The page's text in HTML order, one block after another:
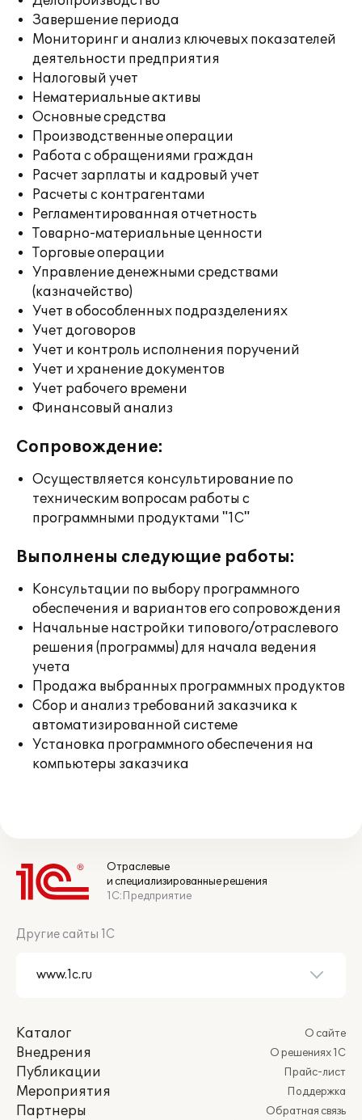
Завершение периода
Мониторинг и анализ ключевых показателей
деятельности предприятия
Налоговый учет
Нематериальные активы
Основные средства
Производственные операции
Работа с обращениями граждан
Расчет зарплаты и кадровый учет
Расчеты с контрагентами
Регламентированная отчетность
Товарно-материальные ценности
Торговые операции
Управление денежными средствами
(казначейство)
Учет в обособленных подразделениях
Учет договоров
Учет и контроль исполнения поручений
Учет и хранение документов
Учет рабочего времени
Финансовый анализ
Сопровождение:
Осуществляется консультирование по
техническим вопросам работы с
программными продуктами "1С"
Выполнены следующие работы:
Консультации по выбору программного
обеспечения и вариантов его сопровождения
Начальные настройки типового/отраслевого
решения (программы) для начала ведения
учета
Продажа выбранных программных продуктов
Сбор и анализ требований заказчика к
автоматизированной системе
Установка программного обеспечения на
компьютеры заказчика
Отраслевые
и специализированные решения
1С:Предприятие
Другие сайты 1С
Каталог
Внедрения
Публикации
Мероприятия
Партнеры
О сайте
О решениях 1С
Прайс-лист
Поддержка
Обратная связь